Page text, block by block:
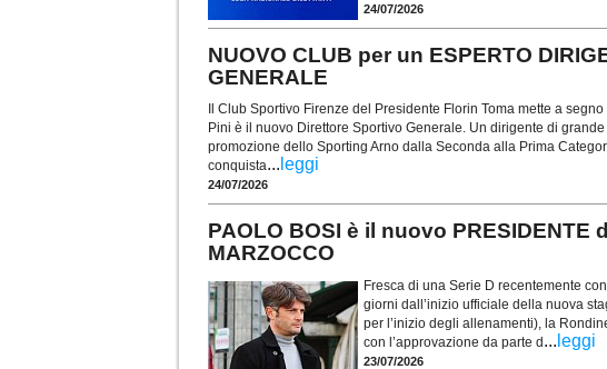
24/07/2026
NUOVO CLUB per un ESPERTO
GENERALE
Il Club Sportivo Firenze del Presidente Florin Toma mette a
Pini è il nuovo Direttore Sportivo Generale. Un dirigente di
promozione dello Sporting Arno dalla Seconda alla Prima
conquista... leggi
24/07/2026
PAOLO BOSI è il nuovo PRESIDENTE
MARZOCCO
Fresca di una Serie D recentemente
giorni dall’inizio ufficiale della nuova
per l’inizio degli allenamenti), la
con l’approvazione da parte d... leggi
23/07/2026